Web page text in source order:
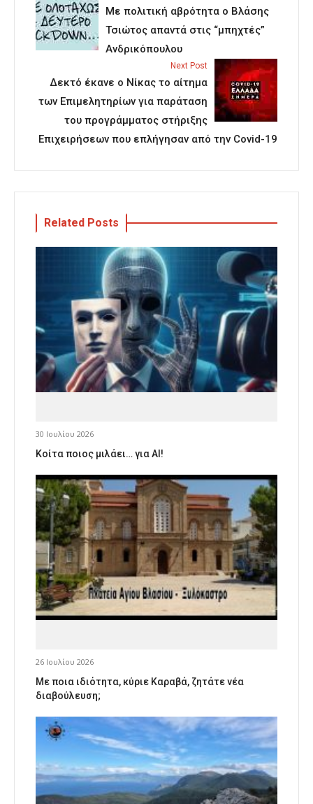
Με πολιτική αβρότητα ο Βλάσης
Τσιώτος απαντά στις “μπηχτές”
Ανδρικόπουλου
Next Post
Δεκτό έκανε ο Νίκας το αίτημα
των Επιμελητηρίων για παράταση
του προγράμματος στήριξης
Επιχειρήσεων που επλήγησαν από την Covid-19
Related Posts
30 Ιουλίου 2026
Κοίτα ποιος μιλάει… για AI!
26 Ιουλίου 2026
Με ποια ιδιότητα, κύριε Καραβά, ζητάτε νέα
διαβούλευση;